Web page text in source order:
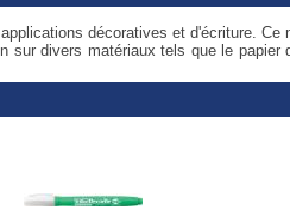
décoratives et d'écriture. Ce
sur divers matériaux tels que le papier